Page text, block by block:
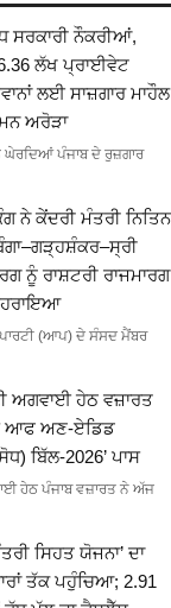
ਸਰਕਾਰੀ ਨੌਕਰੀਆਂ,
ਲੱਖ ਪ੍ਰਾਈਵੇਟ
ਲਈ ਸਾਜ਼ਗਾਰ ਮਾਹੌਲ
ਅਰੋੜਾ
ਘੇਰਦਿਆਂ ਪੰਜਾਬ ਦੇ ਰੁਜ਼ਗਾਰ
ਨੇ ਕੇਂਦਰੀ ਮੰਤਰੀ ਨਿਤਿਨ
ਨੂੰ ਰਾਸ਼ਟਰੀ ਰਾਜਮਾਰਗ
(ਆਪ) ਦੇ ਸੰਸਦ ਮੈਂਬਰ
ਅਗਵਾਈ ਹੇਠ ਵਜ਼ਾਰਤ
ਆਫ ਅਣ-ਏਡਿਡ
ਬਿੱਲ-2026’ ਪਾਸ
ਹੇਠ ਪੰਜਾਬ ਵਜ਼ਾਰਤ ਨੇ ਅੱਜ
ਸਿਹਤ ਯੋਜਨਾ’ ਦਾ
ਤੱਕ ਪਹੁੰਚਿਆ; 2.91